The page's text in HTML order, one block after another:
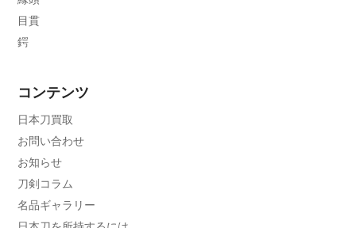
目貫
鍔
コンテンツ
日本刀買取
お問い合わせ
お知らせ
刀剣コラム
名品ギャラリー